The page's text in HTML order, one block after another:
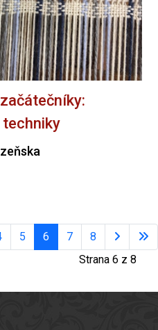
Strana 6 z 8
5 6 7 8